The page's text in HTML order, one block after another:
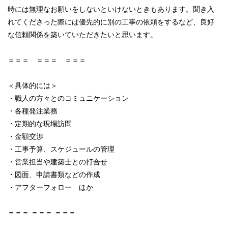
時には無理なお願いをしないといけないときもあります。聞き入
れてくださった際には優先的に別の工事の依頼をするなど、良好
な信頼関係を築いていただきたいと思います。
＝＝＝ ＝＝＝ ＝＝＝
＜具体的には＞
・職人の方々とのコミュニケーション
・各種発注業務
・定期的な現場訪問
・金額交渉
・工事予算、スケジュールの管理
・営業担当や建築士との打合せ
・図面、申請書類などの作成
・アフターフォロー ほか
＝＝＝ ＝＝＝ ＝＝＝